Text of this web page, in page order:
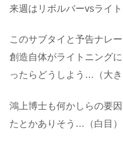
来週はリボルバーvsライ
このサブタイと予告ナレ
創造自体がライトニング
ったらどうしよう…（大き
鴻上博士も何かしらの要
たとかありそう…（白目）